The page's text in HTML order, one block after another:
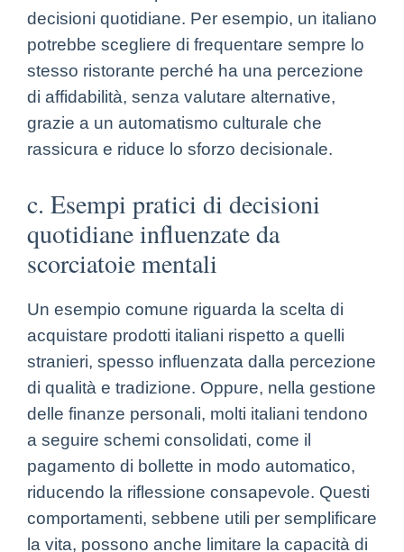
decisioni quotidiane. Per esempio, un italiano
potrebbe scegliere di frequentare sempre lo
stesso ristorante perché ha una percezione
di affidabilità, senza valutare alternative,
grazie a un automatismo culturale che
rassicura e riduce lo sforzo decisionale.
c. Esempi pratici di decisioni
quotidiane influenzate da
scorciatoie mentali
Un esempio comune riguarda la scelta di
acquistare prodotti italiani rispetto a quelli
stranieri, spesso influenzata dalla percezione
di qualità e tradizione. Oppure, nella gestione
delle finanze personali, molti italiani tendono
a seguire schemi consolidati, come il
pagamento di bollette in modo automatico,
riducendo la riflessione consapevole. Questi
comportamenti, sebbene utili per semplificare
la vita, possono anche limitare la capacità di